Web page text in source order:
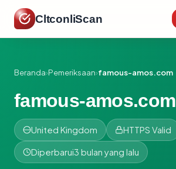
CltconliScan
Beranda›Pemeriksaan›famous-amos.com
famous-amos.com
United Kingdom HTTPS Valid
Diperbarui3 bulan yang lalu